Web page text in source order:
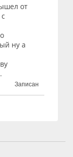
от
ну а
Записан